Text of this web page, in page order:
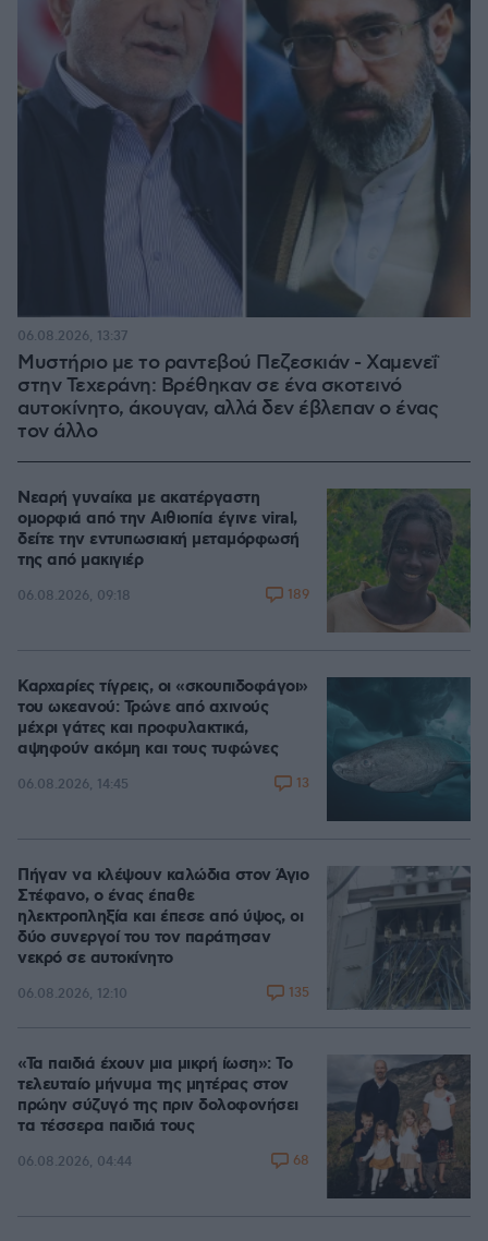
Μυστήριο με το ραντεβού Πεζεσκιάν - Χαμενεΐ
στην Τεχεράνη: Βρέθηκαν σε ένα σκοτεινό
αυτοκίνητο, άκουγαν, αλλά δεν έβλεπαν ο ένας
τον άλλο
06.08.2026, 13:37
Νεαρή γυναίκα με ακατέργαστη
ομορφιά από την Αιθιοπία έγινε viral,
δείτε την εντυπωσιακή μεταμόρφωσή
της από μακιγιέρ
06.08.2026, 09:18 189
Καρχαρίες τίγρεις, οι «σκουπιδοφάγοι»
του ωκεανού: Τρώνε από αχινούς
μέχρι γάτες και προφυλακτικά,
αψηφούν ακόμη και τους τυφώνες
06.08.2026, 14:45 13
Πήγαν να κλέψουν καλώδια στον Άγιο
Στέφανο, ο ένας έπαθε
ηλεκτροπληξία και έπεσε από ύψος, οι
δύο συνεργοί του τον παράτησαν
νεκρό σε αυτοκίνητο
06.08.2026, 12:10 135
«Τα παιδιά έχουν μια μικρή ίωση»: Το
τελευταίο μήνυμα της μητέρας στον
πρώην σύζυγό της πριν δολοφονήσει
τα τέσσερα παιδιά τους
06.08.2026, 04:44 68